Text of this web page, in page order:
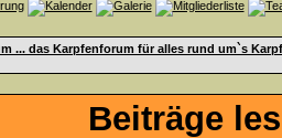
... das Karpfenforum für alles rund um`s
Beiträge